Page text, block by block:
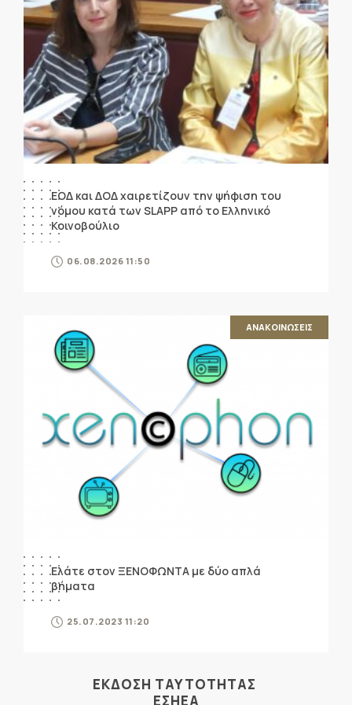
ΕΟΔ και ΔΟΔ χαιρετίζουν την ψήφιση του
νόμου κατά των SLAPP από το Ελληνικό
Κοινοβούλιο
06.08.2026 11:50
ΑΝΑΚΟΙΝΩΣΕΙΣ
Ελάτε στον ΞΕΝΟΦΩΝΤΑ με δύο απλά
βήματα
25.07.2023 11:20
ΕΚΔΟΣΗ ΤΑΥΤΟΤΗΤΑΣ
ΕΣΗΕΑ